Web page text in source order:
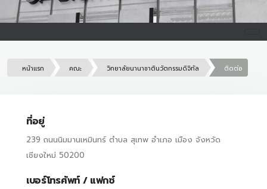
หน้าแรก คณะ วิทยาลัยนานาชาตินวัตกรรมดิจิทัล ติดต่อ
ที่อยู่
239 ถนนนิมมานเหมินทร์ ตำบล สุเทพ อำเภอ เมือง จังหวัด
เชียงใหม่ 50200
เบอร์โทรศัพท์ / แฟกซ์